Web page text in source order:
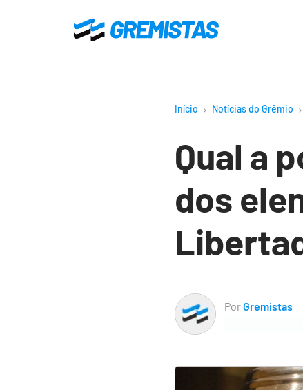
o
Gremistas
Início Notícias do Grêmio
Qual a
dos
PorGremistas